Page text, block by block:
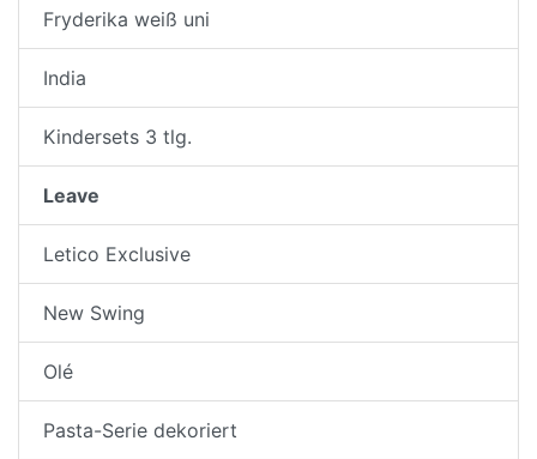
Fryderika weiß uni
India
Kindersets 3 tlg.
Leave
Letico Exclusive
New Swing
Olé
Pasta-Serie dekoriert